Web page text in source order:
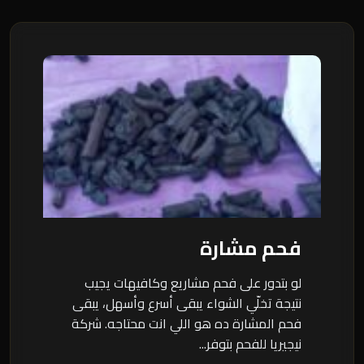
فحم مشارة
لو بتدور على فحم مشاريع وكافيهات يجيب
نتيجة تخلّي الشواء يبقى أسرع وأسهل، يبقى
فحم المشارة ده هو اللي انت محتاجه. شركة
نيجيريا للفحم بتوفر...